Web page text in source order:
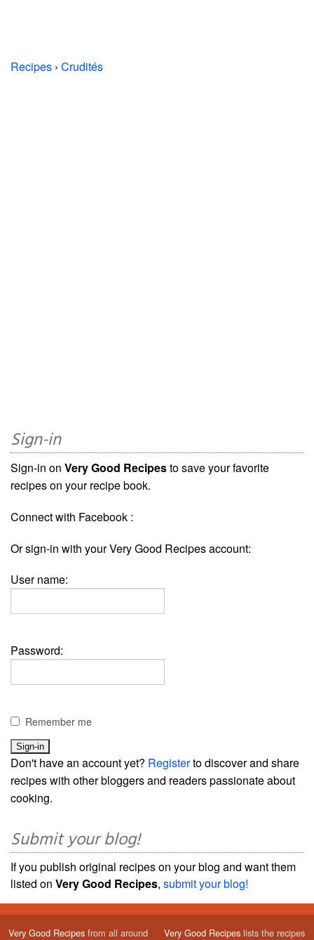
Recipes › Crudités
Sign-in
Sign-in on Very Good Recipesto save your favorite
recipes on your recipe book.
Connect with Facebook :
Or sign-in with your Very Good Recipes account:
User name:
Password:
Remember me
Don't have an account yet? Registerto discover and share
recipes with other bloggers and readers passionate about
cooking.
Submit your blog!
If you publish original recipes on your blog and want them
listed on Very Good Recipes, submit your blog!
Very Good Recipes from all around
Very Good Recipes lists the recipes